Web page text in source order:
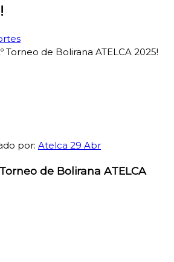
Torneo de Bolirana ATELCA 2025!
por: Atelca 29 Abr
de Bolirana ATELCA